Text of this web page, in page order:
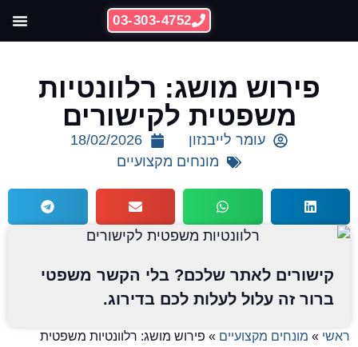
03-303-4752
פירוש מושג: רלוונטיות
משפטית לקישורים
עומר לייבנזון
18/02/2026
מונחים מקצועיים
קישורים לאתר שלכם? בלי הקשר משפטי
ברור זה עלול לעלות לכם בדירוג.
ראשי»מונחים מקצועיים»פירוש מושג: רלוונטיות משפטית